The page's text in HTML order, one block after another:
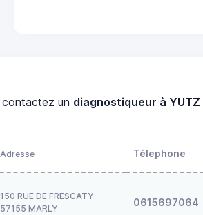
contactez un diagnostiqueur à YUTZ
Adresse Télephone
150 RUE DE FRESCATY
57155 MARLY
0615697064